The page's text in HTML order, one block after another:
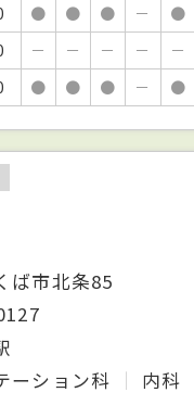
● ● ● － ●
－ － － － －
● ● ● － ●
ば市北条85
ーション科
内科